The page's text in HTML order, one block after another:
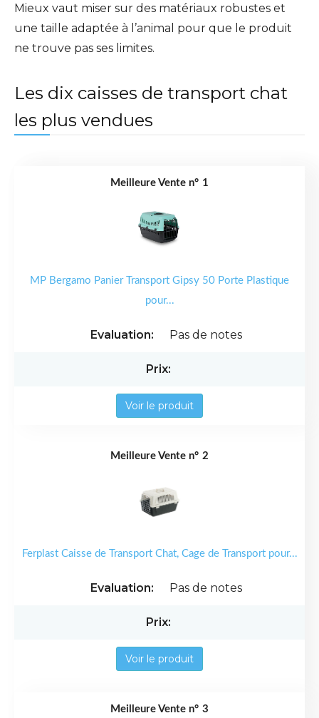
Mieux vaut miser sur des matériaux robustes et
une taille adaptée à l’animal pour que le produit
ne trouve pas ses limites.
Les dix caisses de transport chat
les plus vendues
1
MP Bergamo Panier Transport Gipsy 50 Porte Plastique
pour...
Pas de notes
Voir le produit
2
Ferplast Caisse de Transport Chat, Cage de Transport pour...
Pas de notes
Voir le produit
3